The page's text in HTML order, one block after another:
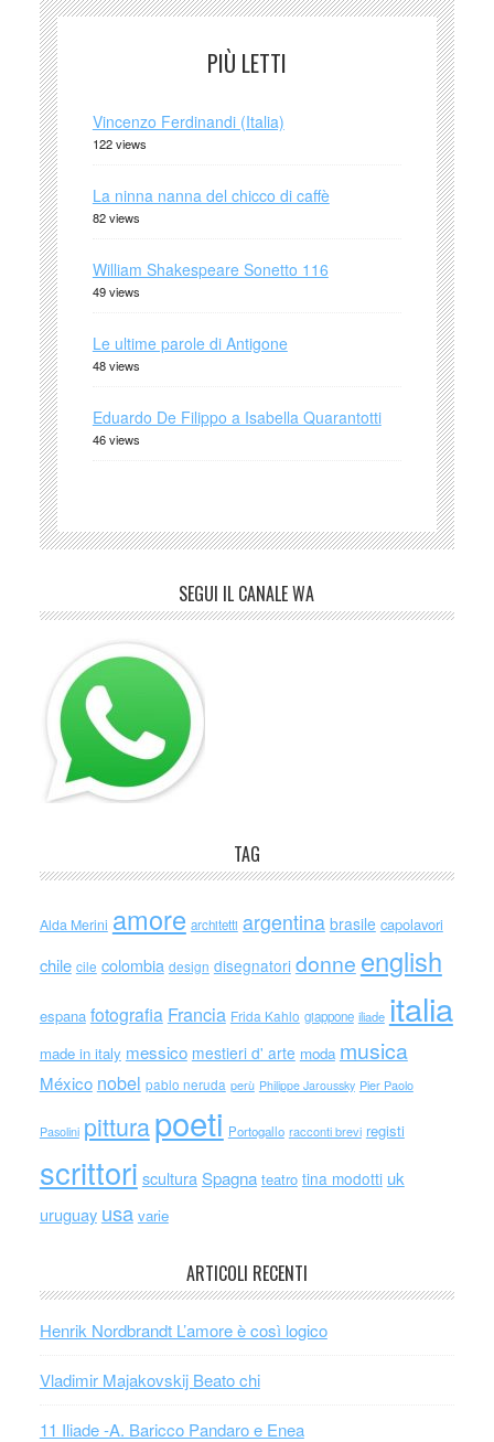
PIÙ LETTI
Vincenzo Ferdinandi (Italia)
122 views
La ninna nanna del chicco di caffè
82 views
William Shakespeare Sonetto 116
49 views
Le ultime parole di Antigone
48 views
Eduardo De Filippo a Isabella Quarantotti
46 views
SEGUI IL CANALE WA
TAG
Alda Merini amore architetti argentina brasile capolavori
chile cile colombia design disegnatori donne english
espana fotografia Francia Frida Kahlo giappone iliade italia
made in italy messico mestieri d' arte moda musica
México nobel pablo neruda perù Philippe Jaroussky Pier Paolo
Pasolini pitturapoeti Portogallo racconti brevi registi
scrittori scultura Spagna teatro tina modotti uk
uruguay usa varie
ARTICOLI RECENTI
Henrik Nordbrandt L’amore è così logico
Vladimir Majakovskij Beato chi
11 Iliade -A. Baricco Pandaro e Enea